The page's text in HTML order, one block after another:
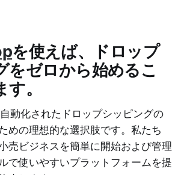
を使えば、ドロップ
をゼロから始めるこ
。
動化されたドロップシッピングの
めの理想的な選択肢です。私たち
売ビジネスを簡単に開始および管理
で使いやすいプラットフォームを提